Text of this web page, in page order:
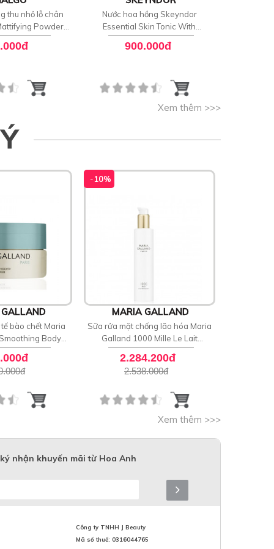
thu nhỏ lỗ chân
Powder
Nước hoa hồng Skeyndor
Essential Skin Tonic With
Hamamelis
900.000đ
Xem thêm >>>
bào chết Maria
Body
đ
-10%
MARIA GALLAND
Sữa rửa mặt chống lão hóa Maria
Galland 1000 Mille Le Lait
Demaquillant
2.284.200đ
2.538.000đ
Xem thêm >>>
nhận khuyến mãi từ Hoa Anh
Công ty TNHH J Beauty
Mã số thuế: 0316044765